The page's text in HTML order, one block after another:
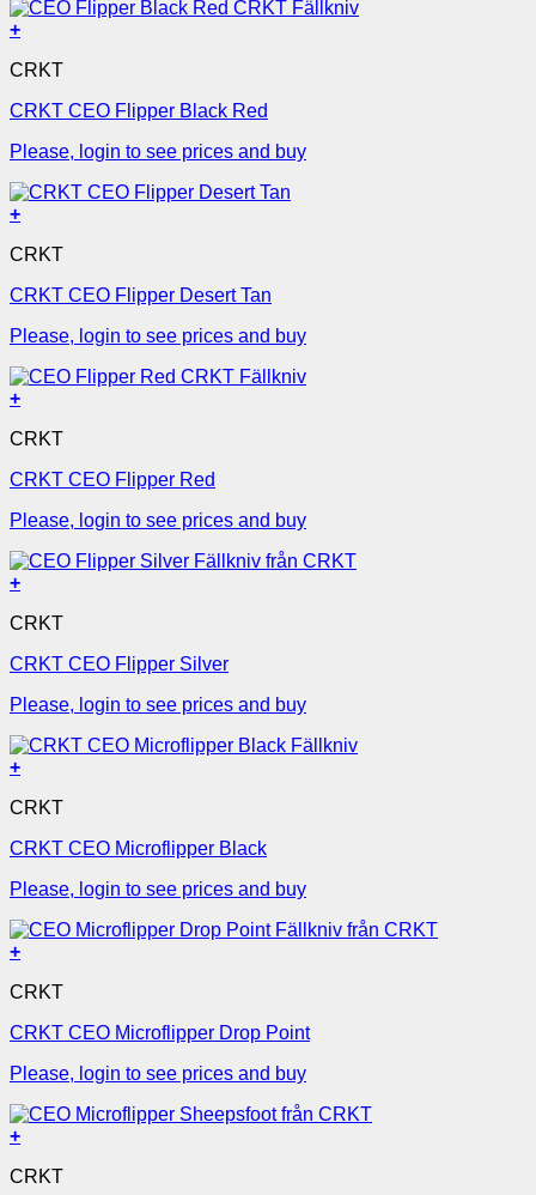
+
CRKT
CRKT CEO Flipper Black Red
Please, login to see prices and buy
+
CRKT
CRKT CEO Flipper Desert Tan
Please, login to see prices and buy
+
CRKT
CRKT CEO Flipper Red
Please, login to see prices and buy
+
CRKT
CRKT CEO Flipper Silver
Please, login to see prices and buy
+
CRKT
CRKT CEO Microflipper Black
Please, login to see prices and buy
+
CRKT
CRKT CEO Microflipper Drop Point
Please, login to see prices and buy
+
CRKT